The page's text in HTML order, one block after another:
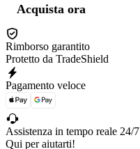
Acquista ora
Rimborso garantito
Protetto da TradeShield
Pagamento veloce
Assistenza in tempo reale 24/7
Qui per aiutarti!